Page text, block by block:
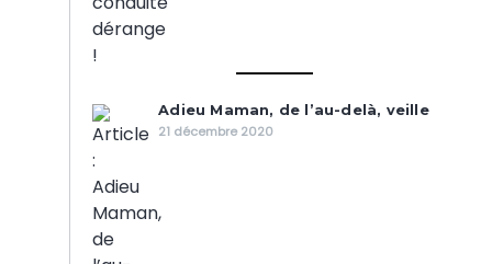
Adieu Maman, de l’au-delà, veille
21 décembre 2020